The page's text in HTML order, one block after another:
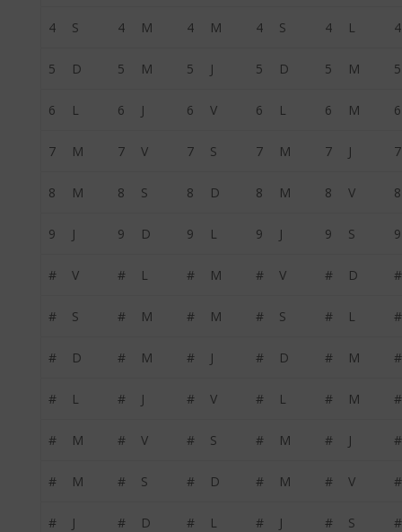
4 S 4 M 4 M 4 S 4 L 4
5 D 5 M 5 J 5 D 5 M 5
6 L 6 J 6 V 6 L 6 M 6
7 M 7 V 7 S 7 M 7 J 7
8 M 8 S 8 D 8 M 8 V 8
9 J 9 D 9 L 9 J 9 S 9
# V # L # M # V # D #
# S # M # M # S # L #
# D # M # J # D # M #
# L # J # V # L # M #
# M # V # S # M # J #
# M # S # D # M # V #
# J # D # L # J # S #